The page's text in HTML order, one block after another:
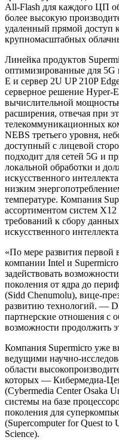
All-Flash для каждого ЦП
более высокую
удаленный прямой доступ
крупномасштабных
Линейка продуктов
оптимизированные для 5G
E и сервер 2U UP 210P
серверное решение Hyper-
вычислительной
расширения, отвечая при
телекоммуникационных
NEBS третьего уровня,
доступный с лицевой
подходит для сетей 5G и
локальной обработки и
искусственного
низким
температуре. Компания
ассортиментом систем
требований к сбору
искусственного
«По мере развития первой
компании Intel и
задействовать
поколения от ядра до
(Sidd Chenumolu), вице-
развитию технологий. —
партнерские отношения с
возможности продолжить
Компания Supermicro уже
ведущими научно-
области
которых — Кибермедиа-
(Cybermedia Center Osaka
системы на базе
поколения для
(Supercomputer for Quest to
Science).